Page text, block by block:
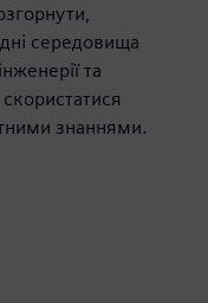
середовища
та
знаннями.